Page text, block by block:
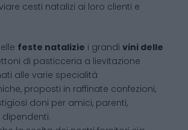
cesti natalizi ai loro clienti e
feste natalizie i grandi vini delle
di pasticceria a lievitazione
alle varie specialità
proposti in raffinate confezioni,
doni per amici, parenti,